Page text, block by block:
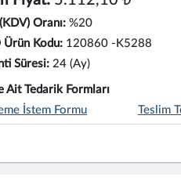
Oranı: %20
Ürün Kodu: 120860 -K5288
Süresi: 24 (Ay)
Ait Tedarik Formları
İstem Formu
Teslim